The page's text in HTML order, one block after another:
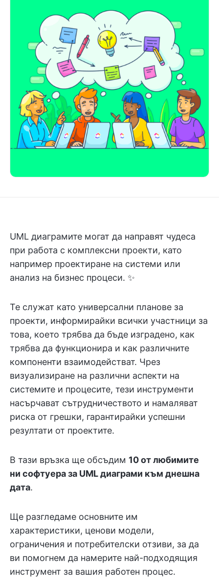
UML диаграмите могат да направят чудеса
при работа с комплексни проекти, като
например проектиране на системи или
анализ на бизнес процеси. ✨
Те служат като универсални планове за
проекти, информирайки всички участници за
това, което трябва да бъде изградено, как
трябва да функционира и как различните
компоненти взаимодействат. Чрез
визуализиране на различни аспекти на
системите и процесите, тези инструменти
насърчават сътрудничеството и намаляват
риска от грешки, гарантирайки успешни
резултати от проектите.
В тази връзка ще обсъдим 10 от любимите
ни софтуера за UML диаграми към днешна
дата.
Ще разгледаме основните им
характеристики, ценови модели,
ограничения и потребителски отзиви, за да
ви помогнем да намерите най-подходящия
инструмент за вашия работен процес.